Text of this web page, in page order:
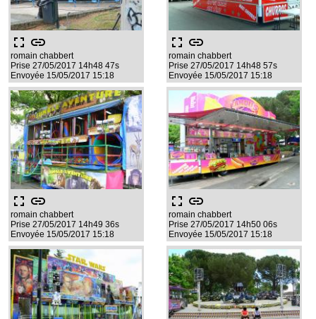
fullscreen link
romain chabbert
Prise 27/05/2017 14h48 47s
Envoyée 15/05/2017 15:18
fullscreen link
romain chabbert
Prise 27/05/2017 14h48 57s
Envoyée 15/05/2017 15:18
fullscreen link
romain chabbert
Prise 27/05/2017 14h49 36s
Envoyée 15/05/2017 15:18
fullscreen link
romain chabbert
Prise 27/05/2017 14h50 06s
Envoyée 15/05/2017 15:18